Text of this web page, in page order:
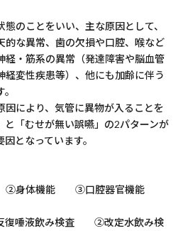
のことをいい、主な原因として、
的な異常、歯の欠損や口腔、喉など
経・筋系の異常（発達障害や脳血管
経変性疾患等）、他にも加齢に伴う
因により、気管に異物が入ることを
と「むせが無い誤嚥」の2パターンが
となっています。
②身体機能 ③口腔器官機能
復唾液飲み検査 ②改定水飲み検